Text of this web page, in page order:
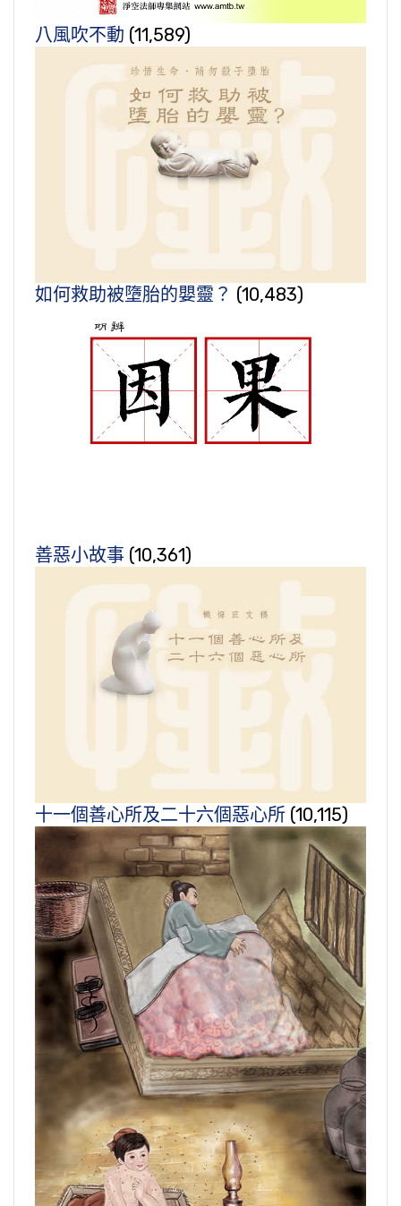
八風吹不動 (11,589)
如何救助被墮胎的嬰靈？ (10,483)
善惡小故事 (10,361)
十一個善心所及二十六個惡心所 (10,115)